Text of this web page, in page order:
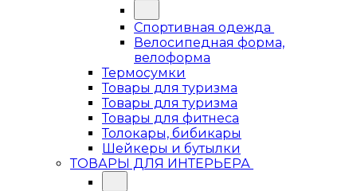
Спортивная одежда
Велосипедная форма,
велоформа
Термосумки
Товары для туризма
Товары для туризма
Товары для фитнеса
Толокары, бибикары
Шейкеры и бутылки
ТОВАРЫ ДЛЯ ИНТЕРЬЕРА